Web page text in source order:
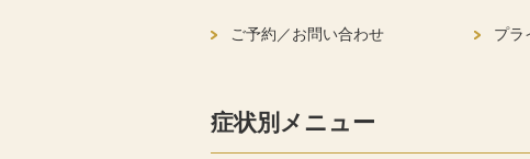
ご予約／お問い合わせ プラ
症状別メニュー